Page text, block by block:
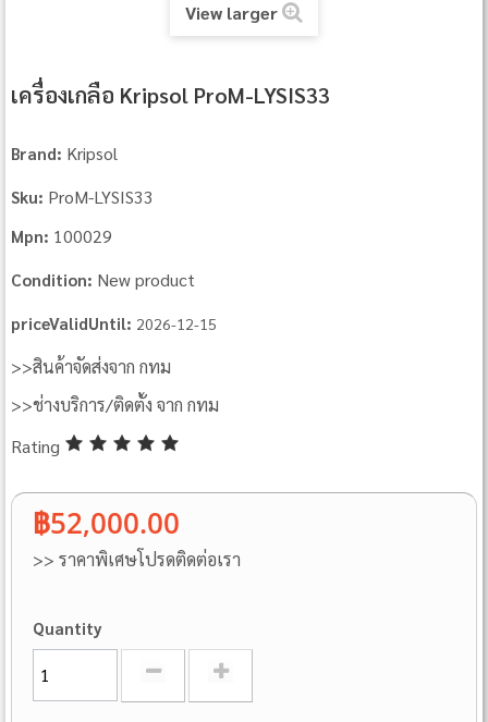
View larger
เครื่องเกลือ Kripsol ProM-LYSIS33
Brand: Kripsol
Sku: ProM-LYSIS33
Mpn: 100029
Condition: New product
priceValidUntil: 2026-12-15
>>สินค้าจัดส่งจาก กทม
>>ช่างบริการ/ติดตั้ง จาก กทม
Rating
฿52,000.00
>> ราคาพิเศษโปรดติดต่อเรา
Quantity